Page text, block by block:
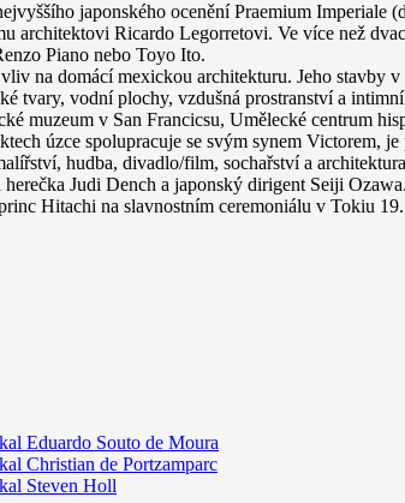
japonského ocenění Praemium Imperiale
architektovi Ricardo Legorretovi. Ve více než
Piano nebo Toyo Ito.
na domácí mexickou architekturu. Jeho stavby
tvary, vodní plochy, vzdušná prostranství a
muzeum v San Francicsu, Umělecké centrum
úzce spolupracuje se svým synem Victorem,
hudba, divadlo/film, sochařství a
Judi Dench a japonský dirigent Seiji
Hitachi na slavnostním ceremoniálu v Tokiu
Eduardo Souto de Moura
Christian de Portzamparc
Steven Holl